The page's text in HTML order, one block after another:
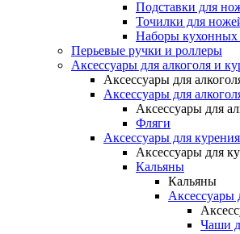
Подставки для
Точилки для
Наборы
Перьевые ручки и роллеры
Аксессуары для алкоголя и
Аксессуары для
Аксессуары для
Аксессуары для
Фляги
Аксессуары для курения
Аксессуары для
Кальяны
Кальяны
Аксессуары
Чаши